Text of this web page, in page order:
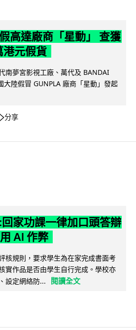
高達廠商「星動」 查獲
元假貨
南夢宮影視工廠、萬代及 BANDAI
大陸假冒 GUNPLA 廠商「星動」發起
分享
家功課一律加口頭答辯
AI 作弊
核規則，要求學生為在家完成書面考
實作品是否由學生自行完成。學校亦
設定網絡防...
閱讀全文